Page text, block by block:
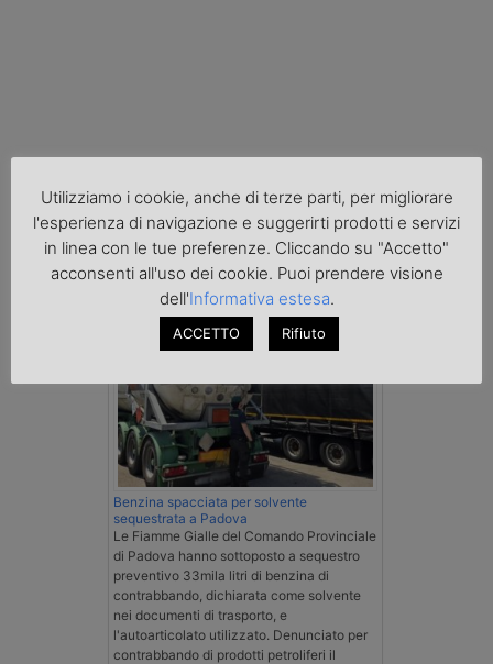
Cronaca
Benzina spacciata per solvente
sequestrata a Padova
Le Fiamme Gialle del Comando Provinciale
di Padova hanno sottoposto a sequestro
preventivo 33mila litri di benzina di
contrabbando, dichiarata come solvente
nei documenti di trasporto, e
l'autoarticolato utilizzato. Denunciato per
contrabbando di prodotti petroliferi il
Utilizziamo i cookie, anche di terze parti, per migliorare
l'esperienza di navigazione e suggerirti prodotti e servizi
in linea con le tue preferenze. Cliccando su "Accetto"
acconsenti all'uso dei cookie. Puoi prendere visione
dell'Informativa estesa.
ACCETTO Rifiuto